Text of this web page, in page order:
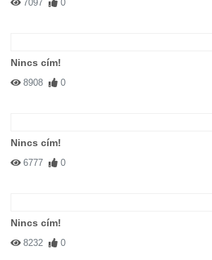
7097 0
Nincs cím!
8908 0
Nincs cím!
6777 0
Nincs cím!
8232 0